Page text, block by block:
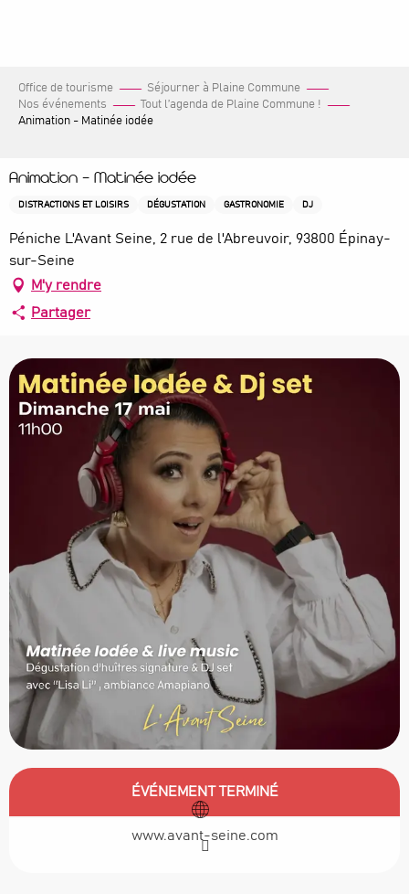
Office de tourisme
Séjourner à Plaine Commune
Nos événements
Tout l’agenda de Plaine Commune !
Animation - Matinée iodée
Animation - Matinée iodée
DISTRACTIONS ET LOISIRS DÉGUSTATION GASTRONOMIE DJ
Péniche L'Avant Seine, 2 rue de l'Abreuvoir, 93800 Épinay-
sur-Seine
M'y rendre
Partager
Ouverture et coordonnées
ÉVÉNEMENT TERMINÉ
www.avant-seine.com